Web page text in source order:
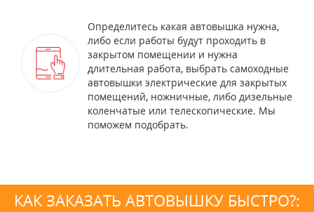
Определитесь какая автовышка нужна,
либо если работы будут проходить в
закрытом помещении и нужна
длительная работа, выбрать самоходные
автовышки электрические для закрытых
помещений, ножничные, либо дизельные
коленчатые или телескопические. Мы
поможем подобрать.
КАК ЗАКАЗАТЬ АВТОВЫШКУ БЫСТРО?: